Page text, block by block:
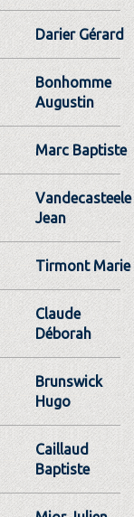
Darier Gérard
Bonhomme
Augustin
Marc Baptiste
Vandecasteele
Jean
Tirmont Marie
Claude
Déborah
Brunswick
Hugo
Caillaud
Baptiste